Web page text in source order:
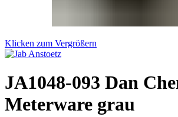
Klicken zum Vergrößern
JA1048-093 Dan
Meterware grau